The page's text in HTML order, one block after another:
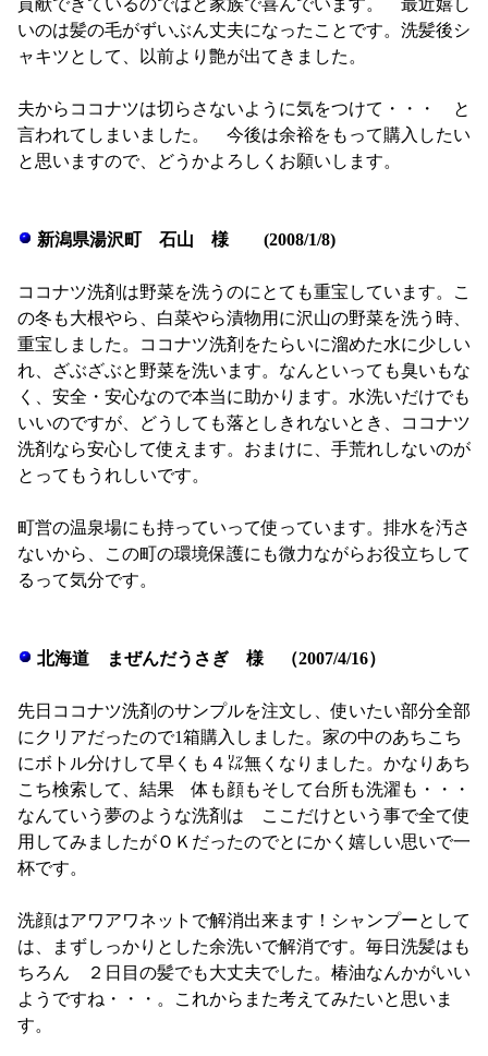
貢献できているのではと家族で喜んでいます。 最近嬉し
いのは髪の毛がずいぶん丈夫になったことです。洗髪後シ
ャキツとして、以前より艶が出てきました。
夫からココナツは切らさないように気をつけて・・・ と
言われてしまいました。 今後は余裕をもって購入したい
と思いますので、どうかよろしくお願いします。
新潟県湯沢町 石山 様 (2008/1/8)
ココナツ洗剤は野菜を洗うのにとても重宝しています。こ
の冬も大根やら、白菜やら漬物用に沢山の野菜を洗う時、
重宝しました。ココナツ洗剤をたらいに溜めた水に少しい
れ、ざぶざぶと野菜を洗います。なんといっても臭いもな
く、安全・安心なので本当に助かります。水洗いだけでも
いいのですが、どうしても落としきれないとき、ココナツ
洗剤なら安心して使えます。おまけに、手荒れしないのが
とってもうれしいです。
町営の温泉場にも持っていって使っています。排水を汚さ
ないから、この町の環境保護にも微力ながらお役立ちして
るって気分です。
北海道 まぜんだうさぎ 様 （2007/4/16）
先日ココナツ洗剤のサンプルを注文し、使いたい部分全部
にクリアだったので1箱購入しました。家の中のあちこち
にボトル分けして早くも４㍑無くなりました。かなりあち
こち検索して、結果 体も顔もそして台所も洗濯も・・・
なんていう夢のような洗剤は ここだけという事で全て使
用してみましたがＯＫだったのでとにかく嬉しい思いで一
杯です。
洗顔はアワアワネットで解消出来ます！シャンプーとして
は、まずしっかりとした余洗いで解消です。毎日洗髪はも
ちろん ２日目の髪でも大丈夫でした。椿油なんかがいい
ようですね・・・。これからまた考えてみたいと思いま
す。